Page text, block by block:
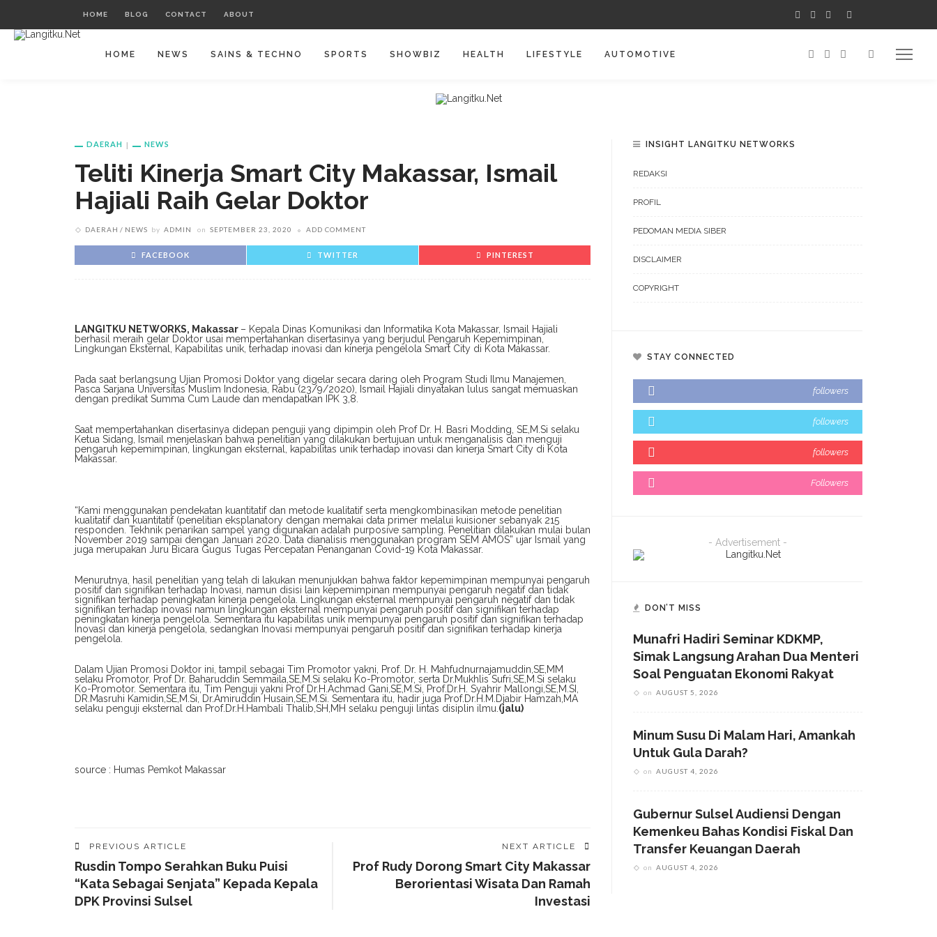
HOME BLOG CONTACT ABOUT
HOME NEWS SAINS & TECHNO SPORTS SHOWBIZ HEALTH LIFESTYLE AUTOMOTIVE
DAERAH NEWS
Teliti Kinerja Smart City Makassar, Ismail
Hajiali Raih Gelar Doktor
DAERAH NEWS by ADMIN on SEPTEMBER 23, 2020 ADD COMMENT
FACEBOOK TWITTER PINTEREST
LANGITKU NETWORKS, Makassar – Kepala Dinas Komunikasi dan Informatika Kota Makassar, Ismail Hajiali
berhasil meraih gelar Doktor usai mempertahankan disertasinya yang berjudul Pengaruh Kepemimpinan,
Lingkungan Eksternal, Kapabilitas unik, terhadap inovasi dan kinerja pengelola Smart City di Kota Makassar.
Pada saat berlangsung Ujian Promosi Doktor yang digelar secara daring oleh Program Studi Ilmu Manajemen,
Pasca Sarjana Universitas Muslim Indonesia, Rabu (23/9/2020), Ismail Hajiali dinyatakan lulus sangat memuaskan
dengan predikat Summa Cum Laude dan mendapatkan IPK 3,8.
Saat mempertahankan disertasinya didepan penguji yang dipimpin oleh Prof Dr. H. Basri Modding, SE,M.Si selaku
Ketua Sidang, Ismail menjelaskan bahwa penelitian yang dilakukan bertujuan untuk menganalisis dan menguji
pengaruh kepemimpinan, lingkungan eksternal, kapabilitas unik terhadap inovasi dan kinerja Smart City di Kota
Makassar.
“Kami menggunakan pendekatan kuantitatif dan metode kualitatif serta mengkombinasikan metode penelitian
kualitatif dan kuantitatif (penelitian eksplanatory dengan memakai data primer melalui kuisioner sebanyak 215
responden. Tekhnik penarikan sampel yang digunakan adalah purposive sampling. Penelitian dilakukan mulai bulan
November 2019 sampai dengan Januari 2020. Data dianalisis menggunakan program SEM AMOS” ujar Ismail yang
juga merupakan Juru Bicara Gugus Tugas Percepatan Penanganan Covid-19 Kota Makassar.
Menurutnya, hasil penelitian yang telah di lakukan menunjukkan bahwa faktor kepemimpinan mempunyai pengaruh
positif dan signifikan terhadap Inovasi, namun disisi lain kepemimpinan mempunyai pengaruh negatif dan tidak
signifikan terhadap peningkatan kinerja pengelola. Lingkungan eksternal mempunyai pengaruh negatif dan tidak
signifikan terhadap inovasi namun lingkungan eksternal mempunyai pengaruh positif dan signifikan terhadap
peningkatan kinerja pengelola. Sementara itu kapabilitas unik mempunyai pengaruh positif dan signifikan terhadap
Inovasi dan kinerja pengelola, sedangkan Inovasi mempunyai pengaruh positif dan signifikan terhadap kinerja
pengelola.
Dalam Ujian Promosi Doktor ini, tampil sebagai Tim Promotor yakni, Prof. Dr. H. Mahfudnurnajamuddin,SE,MM
selaku Promotor, Prof Dr. Baharuddin Semmaila,SE,M.Si selaku Ko-Promotor, serta Dr.Mukhlis Sufri,SE,M.Si selaku
Ko-Promotor. Sementara itu, Tim Penguji yakni Prof Dr.H.Achmad Gani,SE,M.Si, Prof.Dr.H. Syahrir Mallongi,SE,M.SI,
DR.Masruhi Kamidin,SE,M.Si, Dr.Amiruddin Husain,SE,M.Si. Sementara itu, hadir juga Prof.Dr.H.M.Djabir Hamzah,MA
selaku penguji eksternal dan Prof.Dr.H.Hambali Thalib,SH,MH selaku penguji lintas disiplin ilmu. (jalu)
source : Humas Pemkot Makassar
PREVIOUS ARTICLE
Rusdin Tompo Serahkan Buku Puisi
“Kata Sebagai Senjata” Kepada Kepala
DPK Provinsi Sulsel
NEXT ARTICLE
Prof Rudy Dorong Smart City Makassar
Berorientasi Wisata Dan Ramah
Investasi
INSIGHT LANGITKU NETWORKS
REDAKSI
PROFIL
PEDOMAN MEDIA SIBER
DISCLAIMER
COPYRIGHT
STAY CONNECTED
followers
followers
followers
Followers
- Advertisement -
DON’T MISS
Munafri Hadiri Seminar KDKMP,
Simak Langsung Arahan Dua Menteri
Soal Penguatan Ekonomi Rakyat
on AUGUST 5, 2026
Minum Susu Di Malam Hari, Amankah
Untuk Gula Darah?
on AUGUST 4, 2026
Gubernur Sulsel Audiensi Dengan
Kemenkeu Bahas Kondisi Fiskal Dan
Transfer Keuangan Daerah
on AUGUST 4, 2026